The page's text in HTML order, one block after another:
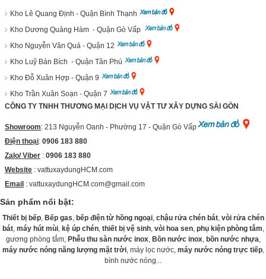
Kho Lê Quang Định - Quận Bình Thạnh
Kho Dương Quảng Hàm - Quận Gò Vấp
Kho Nguyễn Văn Quá - Quận 12
Kho Luỹ Bán Bích - Quận Tân Phú
Kho Đỗ Xuân Hợp - Quận 9
Kho Trần Xuân Soạn - Quận 7
CÔNG TY TNHH THƯƠNG MẠI DỊCH VỤ VẬT TƯ XÂY DỰNG SÀI GÒN
Showroom: 213 Nguyễn Oanh - Phường 17 - Quận Gò Vấp
Điện thoại: 0906 183 880
Zalo/ Viber : 0906 183 880
Website : vattuxaydungHCM.com
Email : vattuxaydungHCM.com@gmail.com
Sản phẩm nổi bật:
Thiết bị bếp, Bếp gas, bếp điện từ hồng ngoại, chậu rửa chén bát, vòi rửa chén
bát, máy hút mùi, kệ úp chén, thiết bị vệ sinh, vòi hoa sen, phụ kiện phòng tắm,
gương phòng tắm, Phễu thu sàn nước inox, Bồn nước inox, bồn nước nhựa,
máy nước nóng năng lượng mặt trời, máy lọc nước, máy nước nóng trực tiếp,
bình nước nóng...